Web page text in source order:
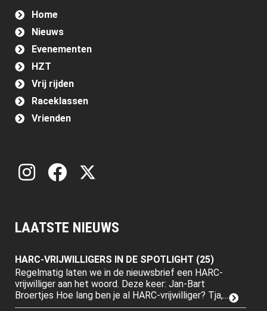
Home
Nieuws
Evenementen
HZT
Vrij rijden
Raceklassen
Vrienden
LAATSTE NIEUWS
HARC-VRIJWILLIGERS IN DE SPOTLIGHT (25)
Regelmatig laten we in de nieuwsbrief een HARC-
vrijwilliger aan het woord. Deze keer: Jan-Bart
Broertjes Hoe lang ben je al HARC-vrijwilliger? Tja,...